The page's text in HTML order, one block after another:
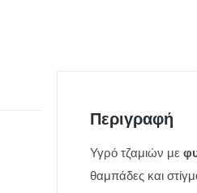
Περιγραφή
Υγρό τζαμιών με
θαμπάδες και